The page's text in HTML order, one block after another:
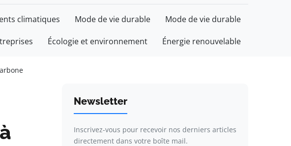
climatiques Mode de vie durable Mode de vie durable
Écologie et environnement Énergie renouvelable
Newsletter
Inscrivez-vous pour recevoir nos derniers articles
directement dans votre boîte mail.